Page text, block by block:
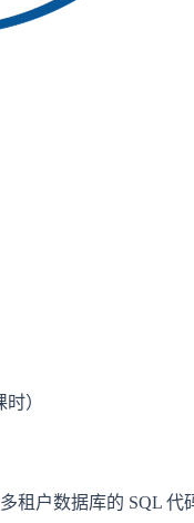
）
多租户数据库的 SQL